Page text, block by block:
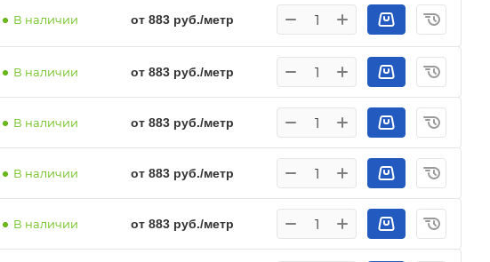
В наличии от 883 руб./метр
В наличии от 883 руб./метр
В наличии от 883 руб./метр
В наличии от 883 руб./метр
В наличии от 883 руб./метр